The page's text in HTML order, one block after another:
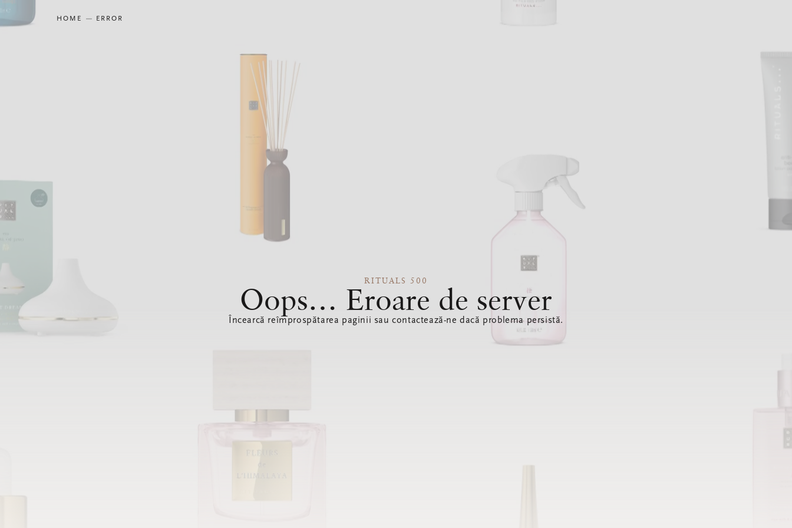
HOME ERROR
RITUALS 500
Oops… Eroare de server
Încearcă reîmprospătarea paginii sau contactează-ne dacă problema persistă.